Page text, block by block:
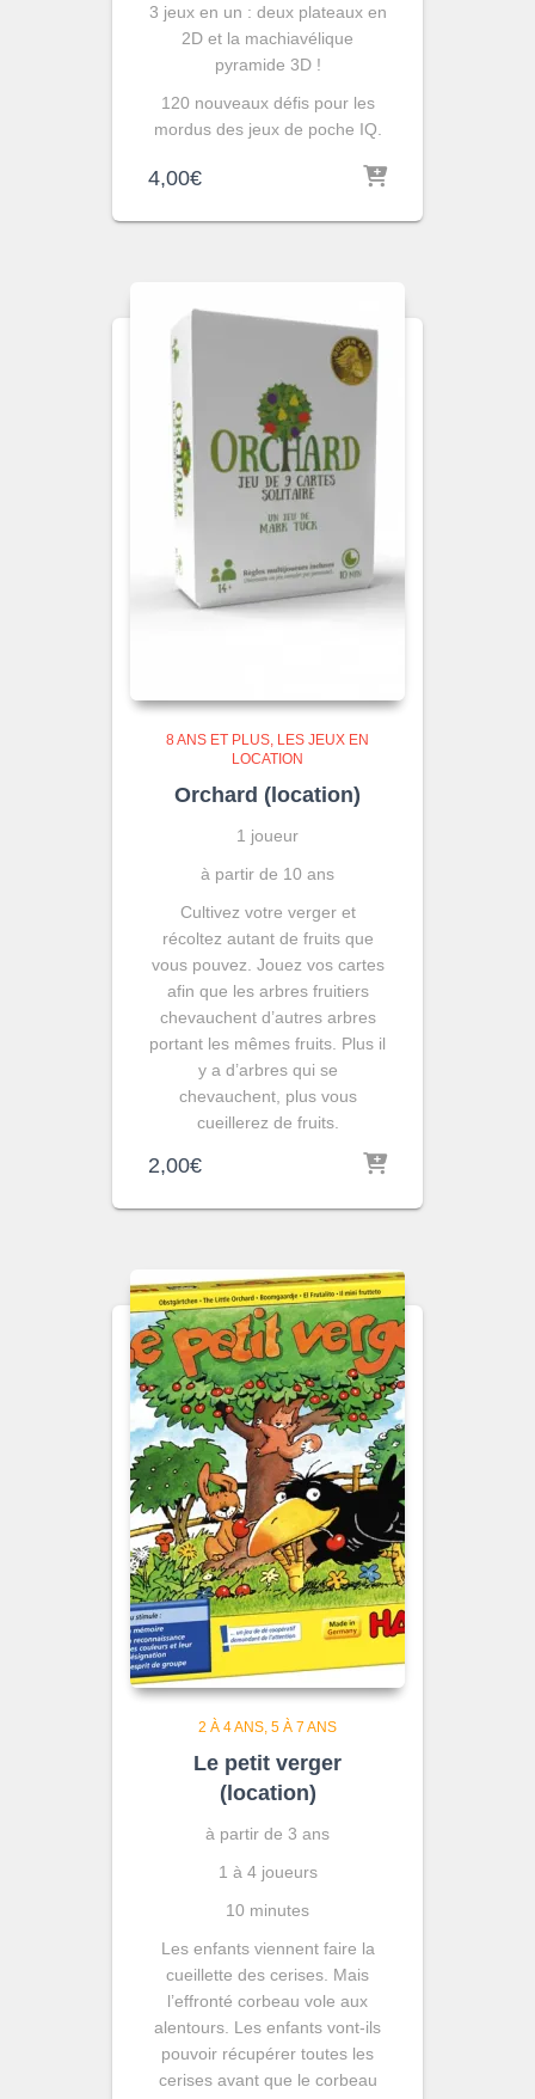
3 jeux en un : deux plateaux en
2D et la machiavélique
pyramide 3D !
120 nouveaux défis pour les
mordus des jeux de poche IQ.
4,00€
8 ANS ET PLUS LES JEUX EN
LOCATION
Orchard (location)
1 joueur
à partir de 10 ans
Cultivez votre verger et
récoltez autant de fruits que
vous pouvez. Jouez vos cartes
afin que les arbres fruitiers
chevauchent d’autres arbres
portant les mêmes fruits. Plus il
y a d’arbres qui se
chevauchent, plus vous
cueillerez de fruits.
2,00€
2 À 4 ANS 5 À 7 ANS
Le petit verger
(location)
à partir de 3 ans
1 à 4 joueurs
10 minutes
Les enfants viennent faire la
cueillette des cerises. Mais
l’effronté corbeau vole aux
alentours. Les enfants vont-ils
pouvoir récupérer toutes les
cerises avant que le corbeau